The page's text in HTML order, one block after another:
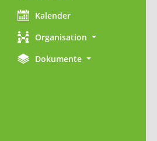
Kalender
Organisation
Dokumente